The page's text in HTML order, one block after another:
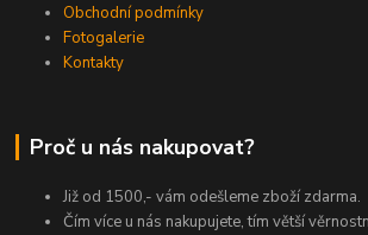
Obchodní podmínky
Fotogalerie
Kontakty
Proč u nás nakupovat?
Již od 1500,- vám odešleme zboží zdarma.
Čím více u nás nakupujete, tím větší